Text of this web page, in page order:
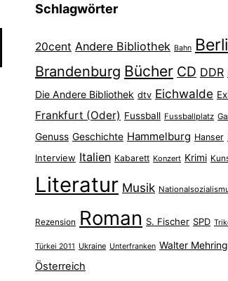
Schlagwörter
20cent Andere Bibliothek Bahn
Brandenburg Bücher CD DDR
Die Andere Bibliothek dtv Eichwalde
Frankfurt (Oder) Fussball Fussballplatz
Genuss Geschichte Hammelburg Hanser
Interview Italien Kabarett Konzert Krimi
Literatur Musik
Rezension Roman S. Fischer SPD
Türkei 2011 Ukraine Unterfranken Walter Mehring
Österreich